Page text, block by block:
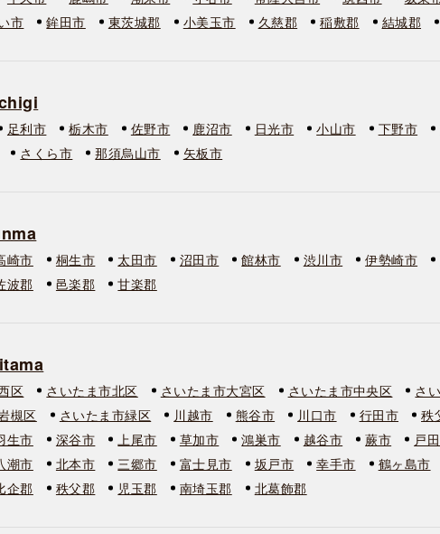
市
鉾田市 東茨城郡 小美玉市 久慈郡 稲敷郡 結城郡
足利市 栃木市 佐野市 鹿沼市 日光市 小山市 下野市
さくら市 那須烏山市 矢板市
崎市 桐生市 太田市 沼田市 館林市 渋川市 伊勢崎市
波郡 邑楽郡 甘楽郡
区 さいたま市北区 さいたま市大宮区 さいたま市中央区 さ
槻区
さいたま市緑区 川越市 熊谷市 川口市 行田市 秩
生市 深谷市 上尾市 草加市 鴻巣市 越谷市 蕨市 戸
潮市 北本市 三郷市 富士見市 坂戸市 幸手市 鶴ヶ島市
企郡 秩父郡 児玉郡 南埼玉郡 北葛飾郡